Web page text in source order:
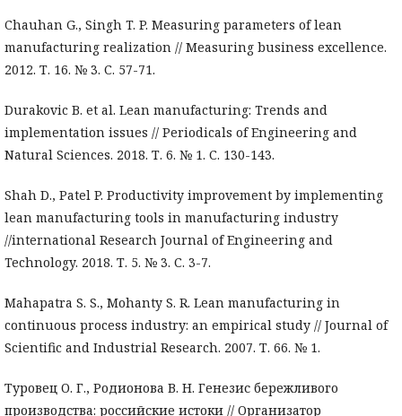
Chauhan G., Singh T. P. Measuring parameters of lean
manufacturing realization // Measuring business excellence.
2012. Т. 16. № 3. С. 57-71.
Durakovic B. et al. Lean manufacturing: Trends and
implementation issues // Periodicals of Engineering and
Natural Sciences. 2018. Т. 6. № 1. С. 130-143.
Shah D., Patel P. Productivity improvement by implementing
lean manufacturing tools in manufacturing industry
//international Research Journal of Engineering and
Technology. 2018. Т. 5. № 3. С. 3-7.
Mahapatra S. S., Mohanty S. R. Lean manufacturing in
continuous process industry: an empirical study // Journal of
Scientific and Industrial Research. 2007. Т. 66. № 1.
Туровец О. Г., Родионова В. Н. Генезис бережливого
производства: российские истоки // Организатор